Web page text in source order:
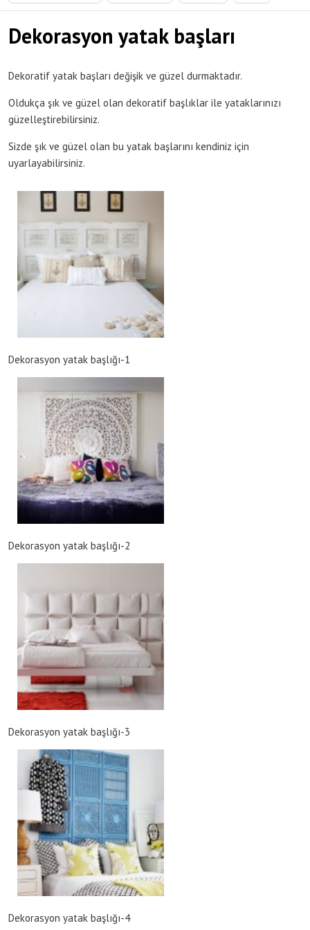
Dekorasyon yatak başları
Dekoratif yatak başları değişik ve güzel durmaktadır.
Oldukça şık ve güzel olan dekoratif başlıklar ile yataklarınızı
güzelleştirebilirsiniz.
Sizde şık ve güzel olan bu yatak başlarını kendiniz için
uyarlayabilirsiniz.
Dekorasyon yatak başlığı-1
Dekorasyon yatak başlığı-2
Dekorasyon yatak başlığı-3
Dekorasyon yatak başlığı-4